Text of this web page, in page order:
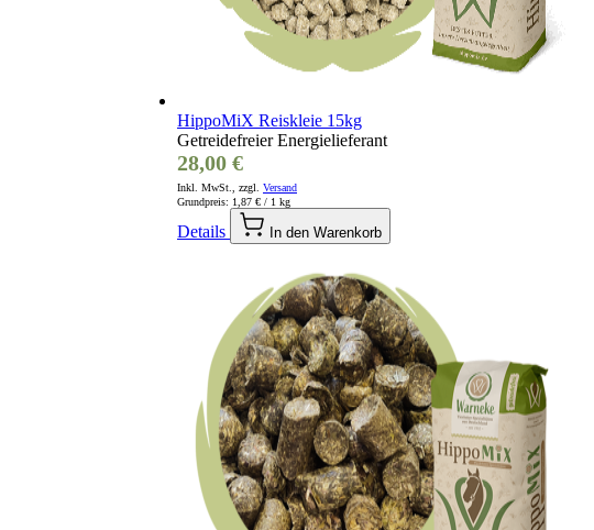
HippoMiX Reiskleie 15kg
Getreidefreier Energielieferant
28,00 €
Inkl. MwSt., zzgl. Versand
Grundpreis: 1,87 € / 1 kg
Details In den Warenkorb